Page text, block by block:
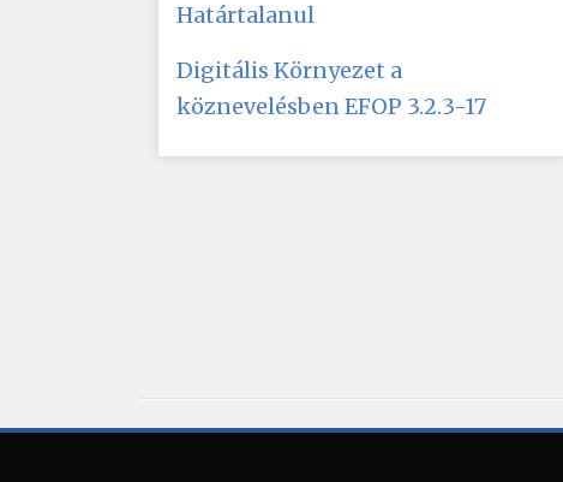
Határtalanul
Digitális Környezet a
köznevelésben EFOP 3.2.3-17